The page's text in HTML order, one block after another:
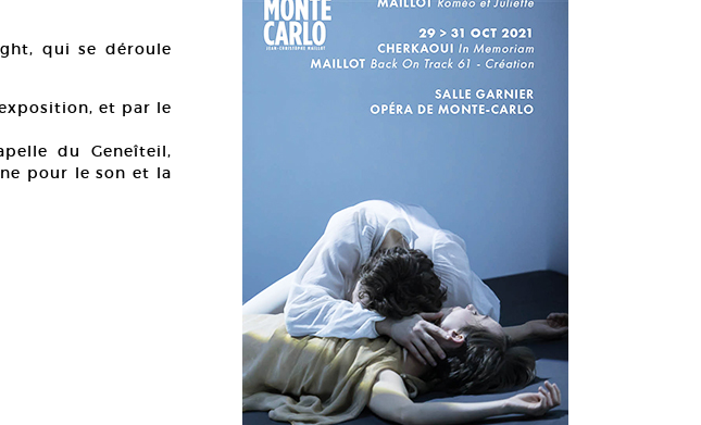
qui se déroule
et par le
du Geneîteil,
pour le son et la